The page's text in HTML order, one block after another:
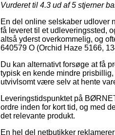
Vurderet til 4.3 ud af 5 stjerner
En del online selskaber udlover
få leveret til et udleveringssted,
altså yderst overkommelig, og
640579 O (Orchid Haze 5166,
Du kan alternativt forsøge at få
typisk en kende mindre
utvivlsomt være selv at hente
Leveringstidspunktet på
ordre inden for kort tid, og med
det relevante produkt.
En hel del netbutikker